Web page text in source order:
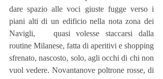
dare spazio alle voci giuste fugge verso i
piani alti di un edificio nella nota zona dei
Navigli,   quasi volesse staccarsi dalla
routine Milanese, fatta di aperitivi e shopping
sfrenato, nascosto, solo, agli occhi di chi non
vuol vedere. Novantanove poltrone rosse, di